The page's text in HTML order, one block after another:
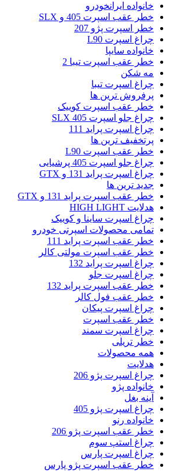
خانواده ایرانخودرو
خطر عقب اسپرت 405 و SLX
خطر اسپرت پژو 207
چراغ اسپرت L90
خانواده سایپا
خطر عقب اسپرت تیبا 2
مه شکن
چراغ اسپرت تیبا
پرفروش ترین ها
خطر عقب اسپرت کوییک
چراغ جلو اسپرت 405 SLX
چراغ اسپرت پراید 111
پرتخفیف ترین ها
خطر عقب اسپرت L90
چراغ جلو اسپرت 405 پرشیایی
چراغ اسپرت پراید 131 و GTX
جدید ترین ها
خطر عقب اسپرت پراید 131 و GTX
هدلایت HIGH LIGHT
چراغ اسپرت ساینا و کوییک
تمامی محصولات اسپرتی خودرو
خطر عقب اسپرت پراید 111
خطر عقب اسپرت مولتی کالر
چراغ اسپرت پراید 132
چراغ اسپرت جلو
خطر عقب اسپرت پراید 132
خطر عقب فول کالر
چراغ اسپرت پیکان
خطر عقب اسپرت
چراغ اسپرت سمند
خطر تریلی
همه محصولات
هدلایت
چراغ اسپرت پژو 206
خانواده پژو
آینه بغل
چراغ اسپرت پژو 405
خانواده رنو
خطر عقب اسپرت پژو 206
چراغ استپ سوم
چراغ اسپرت پارس
خطر عقب اسپرت پژو پارس